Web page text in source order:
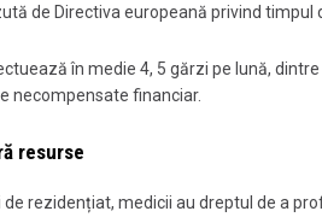
de Directiva europeană privind timpul
în medie 4, 5 gărzi pe lună,
necompensate financiar.
resurse
rezidențiat, medicii au dreptul de a